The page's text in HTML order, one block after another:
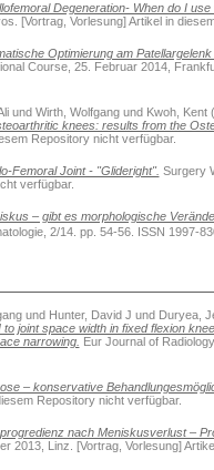
Degeneration- When do I
[Vortrag, Vorlesung] Artikel in
Optimierung am
Course, 25. Februar 2014,
und Wirth, Wolfgangund Kwoh, Kent
knees: results from the
Repository nicht verfügbar.
Femoral Joint - "Glideright". Surgery
verfügbar.
– gibt es morphologische
2/14. pp. 54-56. ISSN 1997-
und Hunter, David J und Duryea,
joint space width in fixed flexion
narrowing. Eur Journal of
– konservative
Repository nicht verfügbar.
nach Meniskusverlust –
2013, Linz. [Vortrag, Vorlesung]